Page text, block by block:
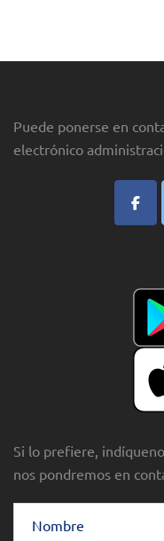
Puede ponerse en
electrónico
Si lo prefiere,
nos pondremos en